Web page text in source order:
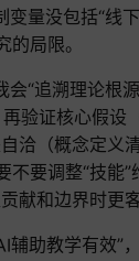
量没包括“线
局限。
“追溯理论根
验证核心假设
洽（概念定义
要调整“技能
献和边界时更客
助教学有效”